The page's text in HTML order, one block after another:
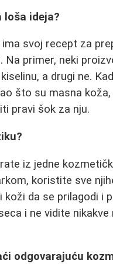
loša ideja?
svoj recept za
primer, neki
a drugi ne.
što su masna
pravi šok za nju.
iz jedne
koristite sve
koži da se prilagodi i
i ne vidite
odgovarajuću